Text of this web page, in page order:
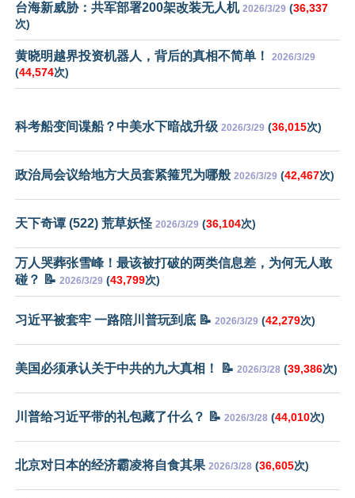
台海新威胁：共军部署200架改装无人机 2026/3/29 (36,337
次)
黄晓明越界投资机器人，背后的真相不简单！ 2026/3/29
(44,574次)
科考船变间谍船？中美水下暗战升级 2026/3/29 (36,015次)
政治局会议给地方大员套紧箍咒为哪般 2026/3/29 (42,467次)
天下奇谭 (522) 荒草妖怪 2026/3/29 (36,104次)
万人哭葬张雪峰！最该被打破的两类信息差，为何无人敢
碰？ 📝 2026/3/29 (43,799次)
习近平被套牢 一路陪川普玩到底 📝 2026/3/29 (42,279次)
美国必须承认关于中共的九大真相！ 📝 2026/3/28 (39,386次)
川普给习近平带的礼包藏了什么？ 📝 2026/3/28 (44,010次)
北京对日本的经济霸凌将自食其果 2026/3/28 (36,605次)